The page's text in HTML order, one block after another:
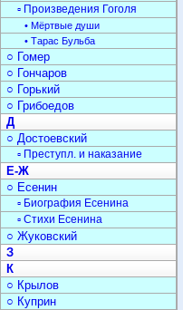
▫ Произведения Гоголя
• Мёртвые души
• Тарас Бульба
○ Гомер
○ Гончаров
○ Горький
○ Грибоедов
Д
○ Достоевский
▫ Преступл. и наказание
Е-Ж
○ Есенин
▫ Биография Есенина
▫ Стихи Есенина
○ Жуковский
З
К
○ Крылов
○ Куприн